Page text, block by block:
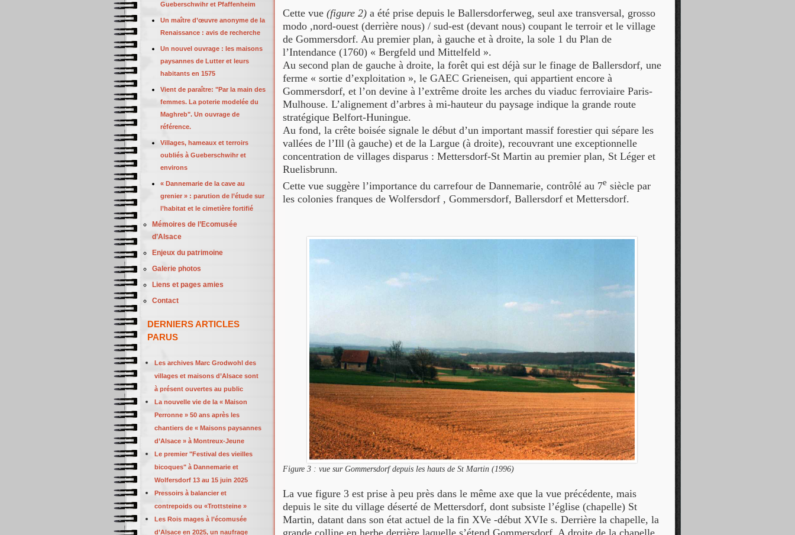
Cette vue (figure 2) a été prise depuis le Ballersdorferweg, seul axe transversal, grosso
modo ,nord-ouest (derrière nous) / sud-est (devant nous) coupant le terroir et le village
de Gommersdorf. Au premier plan, à gauche et à droite, la sole 1 du Plan de
l’Intendance (1760) « Bergfeld und Mittelfeld ».
Au second plan de gauche à droite, la forêt qui est déjà sur le finage de Ballersdorf, une
ferme « sortie d’exploitation », le GAEC Grieneisen, qui appartient encore à
Gommersdorf, et l’on devine à l’extrême droite les arches du viaduc ferroviaire Paris-
Mulhouse. L’alignement d’arbres à mi-hauteur du paysage indique la grande route
stratégique Belfort-Huningue.
Au fond, la crête boisée signale le début d’un important massif forestier qui sépare les
vallées de l’Ill (à gauche) et de la Largue (à droite), recouvrant une exceptionnelle
concentration de villages disparus : Mettersdorf-St Martin au premier plan, St Léger et
Ruelisbrunn.
Cette vue suggère l’importance du carrefour de Dannemarie, contrôlé au 7e siècle par
les colonies franques de Wolfersdorf , Gommersdorf, Ballersdorf et Mettersdorf.
Figure 3 : vue sur Gommersdorf depuis les hauts de St Martin (1996)
La vue figure 3 est prise à peu près dans le même axe que la vue précédente, mais
depuis le site du village déserté de Mettersdorf, dont subsiste l’église (chapelle) St
Martin, datant dans son état actuel de la fin XVe -début XVIe s. Derrière la chapelle, la
grande colline en herbe derrière laquelle s’étend Gommersdorf. A droite de la chapelle,
Gueberschwihr et Pfaffenheim
Un maître d’œuvre anonyme de la
Renaissance : avis de recherche
Un nouvel ouvrage : les maisons
paysannes de Lutter et leurs
habitants en 1575
Vient de paraître: "Par la main des
femmes. La poterie modelée du
Maghreb". Un ouvrage de
référence.
Villages, hameaux et terroirs
oubliés à Gueberschwihr et
environs
« Dannemarie de la cave au
grenier » : parution de l’étude sur
l’habitat et le cimetière fortifié
Mémoires de l’Ecomusée
d’Alsace
Enjeux du patrimoine
Galerie photos
Liens et pages amies
Contact
DERNIERS ARTICLES
PARUS
Les archives Marc Grodwohl des
villages et maisons d’Alsace sont
à présent ouvertes au public
La nouvelle vie de la « Maison
Perronne » 50 ans après les
chantiers de « Maisons paysannes
d’Alsace » à Montreux-Jeune
Le premier "Festival des vieilles
bicoques" à Dannemarie et
Wolfersdorf 13 au 15 juin 2025
Pressoirs à balancier et
contrepoids ou «Trottsteine »
Les Rois mages à l’écomusée
d’Alsace en 2025, un naufrage